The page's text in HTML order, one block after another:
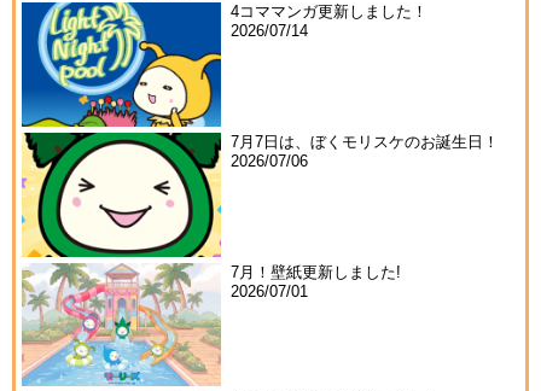
4コママンガ更新しました！
2026/07/14
7月7日は、ぼくモリスケのお誕生日！
2026/07/06
7月！壁紙更新しました!
2026/07/01